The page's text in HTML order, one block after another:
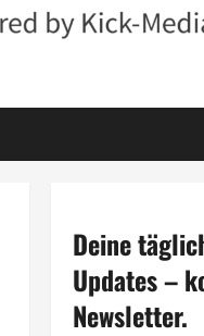
Deine
Updates –
Newsletter.